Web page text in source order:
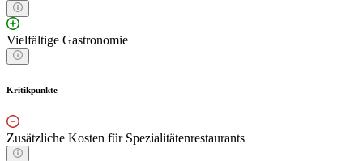
Vielfältige Gastronomie
Kritikpunkte
Zusätzliche Kosten für Spezialitätenrestaurants